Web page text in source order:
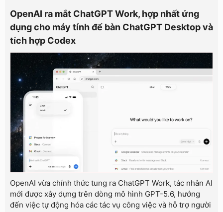
OpenAI ra mắt ChatGPT Work, hợp nhất ứng
dụng cho máy tính để bàn ChatGPT Desktop và
tích hợp Codex
OpenAI vừa chính thức tung ra ChatGPT Work, tác nhân AI
mới được xây dựng trên dòng mô hình GPT-5.6, hướng
đến việc tự động hóa các tác vụ công việc và hỗ trợ người